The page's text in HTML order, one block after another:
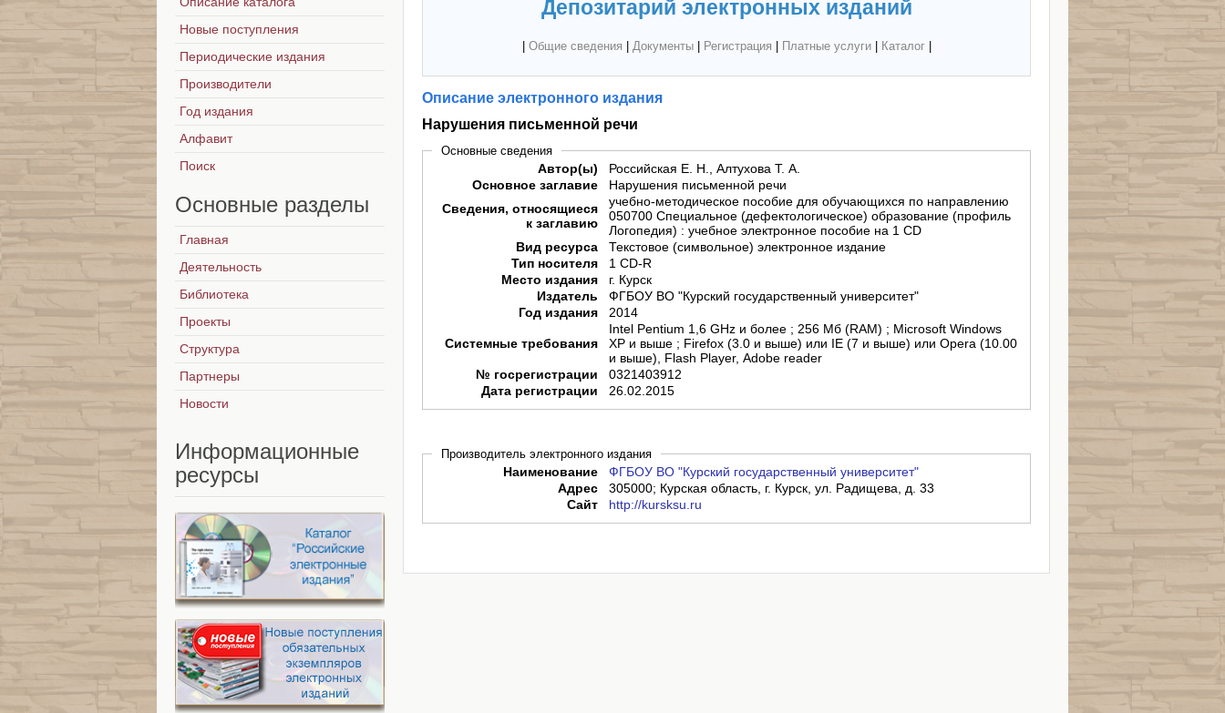
Депозитарий электронных изданий
Общие сведения Документы| Регистрация Платные услуги| Каталог|
Описание электронного издания
Нарушения письменной речи
Основные сведения
Автор(ы)
Российская Е. Н., Алтухова Т. А.
Основное заглавие
Нарушения письменной речи
Сведения, относящиеся
к заглавию
учебно-методическое пособие для обучающихся по направлению
050700 Специальное (дефектологическое) образование (профиль
Логопедия) : учебное электронное пособие на 1 CD
Вид ресурса
Текстовое (символьное) электронное издание
Тип носителя
1 CD-R
Место издания
г. Курск
Издатель
ФГБОУ ВО "Курский государственный университет"
Год издания
2014
Системные требования
Intel Pentium 1,6 GHz и более ; 256 Мб (RAM) ; Microsoft Windows
XP и выше ; Firefox (3.0 и выше) или IE (7 и выше) или Opera (10.00
и выше), Flash Player, Adobe reader
№ госрегистрации
0321403912
Дата регистрации
26.02.2015
Производитель электронного издания
Наименование
ФГБОУ ВО "Курский государственный университет"
Адрес
305000; Курская область, г. Курск, ул. Радищева, д. 33
Сайт
http://kursksu.ru
Новые поступления
Периодические издания
Производители
Год издания
Алфавит
Поиск
Основные разделы
Главная
Деятельность
Библиотека
Проекты
Структура
Партнеры
Новости
Информационные
ресурсы